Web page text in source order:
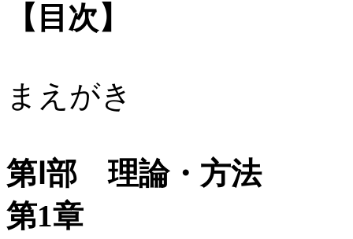
【目次】
まえがき
第Ⅰ部 理論・方法
第1章